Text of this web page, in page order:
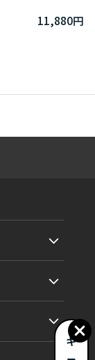
11,880円